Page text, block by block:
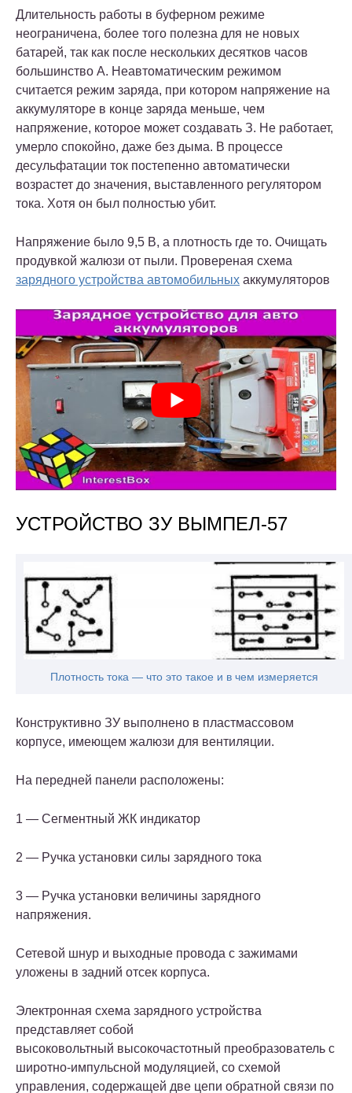
Длительность работы в буферном режиме
неограничена, более того полезна для не новых
батарей, так как после нескольких десятков часов
большинство А. Неавтоматическим режимом
считается режим заряда, при котором напряжение на
аккумуляторе в конце заряда меньше, чем
напряжение, которое может создавать З. Не работает,
умерло спокойно, даже без дыма. В процессе
десульфатации ток постепенно автоматически
возрастет до значения, выставленного регулятором
тока. Хотя он был полностью убит.
Напряжение было 9,5 В, а плотность где то. Очищать
продувкой жалюзи от пыли. Провереная схема
зарядного устройства автомобильных аккумуляторов
УСТРОЙСТВО ЗУ ВЫМПЕЛ-57
Плотность тока — что это такое и в чем измеряется
Конструктивно ЗУ выполнено в пластмассовом
корпусе, имеющем жалюзи для вентиляции.
На передней панели расположены:
1 — Сегментный ЖК индикатор
2 — Ручка установки силы зарядного тока
3 — Ручка установки величины зарядного
напряжения.
Сетевой шнур и выходные провода с зажимами
уложены в задний отсек корпуса.
Электронная схема зарядного устройства
представляет собой
высоковольтный высокочастотный преобразователь с
широтно-импульсной модуляцией, со схемой
управления, содержащей две цепи обратной связи по